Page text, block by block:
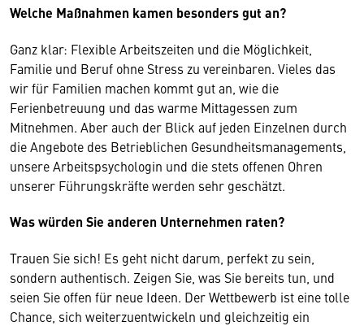
Welche Maßnahmen kamen besonders gut an?
Ganz klar: Flexible Arbeitszeiten und die Möglichkeit,
Familie und Beruf ohne Stress zu vereinbaren. Vieles das
wir für Familien machen kommt gut an, wie die
Ferienbetreuung und das warme Mittagessen zum
Mitnehmen. Aber auch der Blick auf jeden Einzelnen durch
die Angebote des Betrieblichen Gesundheitsmanagements,
unsere Arbeitspsychologin und die stets offenen Ohren
unserer Führungskräfte werden sehr geschätzt.
Was würden Sie anderen Unternehmen raten?
Trauen Sie sich! Es geht nicht darum, perfekt zu sein,
sondern authentisch. Zeigen Sie, was Sie bereits tun, und
seien Sie offen für neue Ideen. Der Wettbewerb ist eine tolle
Chance, sich weiterzuentwickeln und gleichzeitig ein